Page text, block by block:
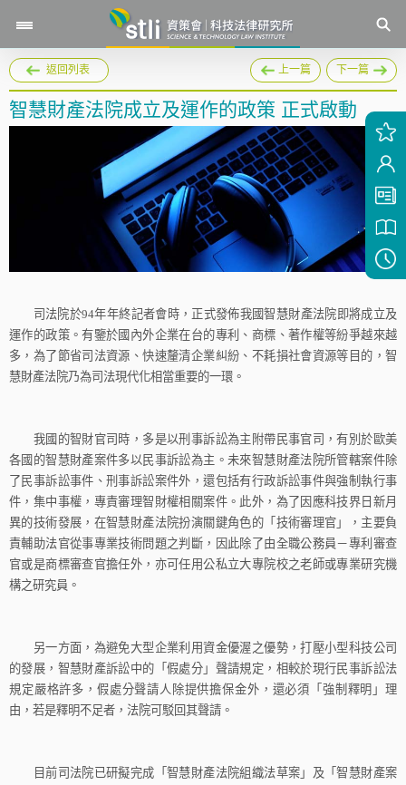
返回列表 上一篇 下一篇
智慧財產法院成立及運作的政策 正式啟動
司法院於94年年終記者會時，正式發佈我國智慧財產法院即將成立及
運作的政策。有鑒於國內外企業在台的專利、商標、著作權等紛爭越來越
多，為了節省司法資源、快速釐清企業糾紛、不耗損社會資源等目的，智
慧財產法院乃為司法現代化相當重要的一環。
我國的智財官司時，多是以刑事訴訟為主附帶民事官司，有別於歐美
各國的智慧財產案件多以民事訴訟為主。未來智慧財產法院所管轄案件除
了民事訴訟事件、刑事訴訟案件外，還包括有行政訴訟事件與強制執行事
件，集中事權，專責審理智財權相關案件。此外，為了因應科技界日新月
異的技術發展，在智慧財產法院扮演關鍵角色的「技術審理官」，主要負
責輔助法官從事專業技術問題之判斷，因此除了由全職公務員－專利審查
官或是商標審查官擔任外，亦可任用公私立大專院校之老師或專業研究機
構之研究員。
另一方面，為避免大型企業利用資金優渥之優勢，打壓小型科技公司
的發展，智慧財產訴訟中的「假處分」聲請規定，相較於現行民事訴訟法
規定嚴格許多，假處分聲請人除提供擔保金外，還必須「強制釋明」理
由，若是釋明不足者，法院可駁回其聲請。
目前司法院已研擬完成「智慧財產法院組織法草案」及「智慧財產案